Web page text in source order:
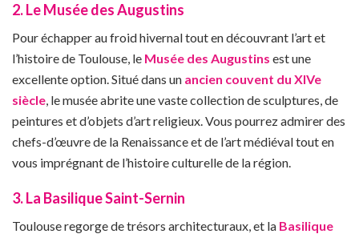
2. Le Musée des Augustins
Pour échapper au froid hivernal tout en découvrant l’art et
l’histoire de Toulouse, le Musée des Augustins est une
excellente option. Situé dans un ancien couvent du XIVe
siècle, le musée abrite une vaste collection de sculptures, de
peintures et d’objets d’art religieux. Vous pourrez admirer des
chefs-d’œuvre de la Renaissance et de l’art médiéval tout en
vous imprégnant de l’histoire culturelle de la région.
3. La Basilique Saint-Sernin
Toulouse regorge de trésors architecturaux, et la Basilique